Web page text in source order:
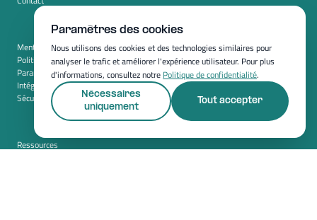
Mentions légales
Politique de confidentialité
Paramètres des cookies
Intégration
Sécurité
Ressources
Paramètres des cookies
Nous utilisons des cookies et des technologies similaires pour
analyser le trafic et améliorer l'expérience utilisateur. Pour plus
d'informations, consultez notre Politique de confidentialité.
Nécessaires
uniquement
Tout accepter